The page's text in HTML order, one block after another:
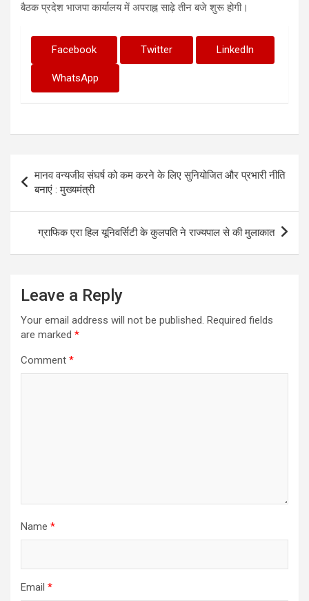
बैठक प्रदेश भाजपा कार्यालय में अपराह्न साढ़े तीन बजे शुरू होगी।
Facebook Twitter LinkedIn
WhatsApp
navigation
मानव वन्यजीव संघर्ष को कम करने के लिए सुनियोजित और प्रभारी नीति
बनाएं : मुख्यमंत्री
ग्राफिक एरा हिल यूनिवर्सिटी के कुलपति ने राज्यपाल से की मुलाकात
Leave a Reply
Your email address will not be published. Required fields
are marked *
Comment *
Name *
Email *